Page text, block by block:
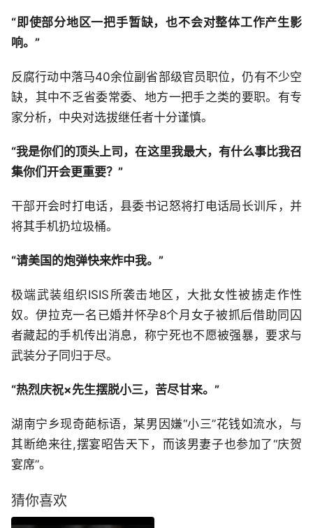
“即使部分地区一把手暂缺，也不会对整体工作产生影
响。”
反腐行动中落马40余位副省部级官员职位，仍有不少空
缺，其中不乏省委常委、地方一把手之类的要职。有专
家分析，中央对选拔继任者十分谨慎。
“我是你们的顶头上司，在这里我最大，有什么事比我召
集你们开会更重要？”
干部开会时打电话，县委书记怒将打电话局长训斥，并
将其手机扔垃圾桶。
“请美国的炮弹快来炸中我。”
极端武装组织ISIS所袭击地区，大批女性被掳走作性
奴。伊拉克一名已婚并怀孕8个月女子被抓后借助同囚
者藏起的手机传出消息，称宁死也不愿被强暴，要求与
武装分子同归于尽。
“热烈庆祝×先生摆脱小三，苦尽甘来。”
湖南宁乡现奇葩标语，某男因嫌“小三”花钱如流水，与
其断绝来往,摆宴昭告天下，而该男妻子也参加了“庆贺
宴席”。
猜你喜欢